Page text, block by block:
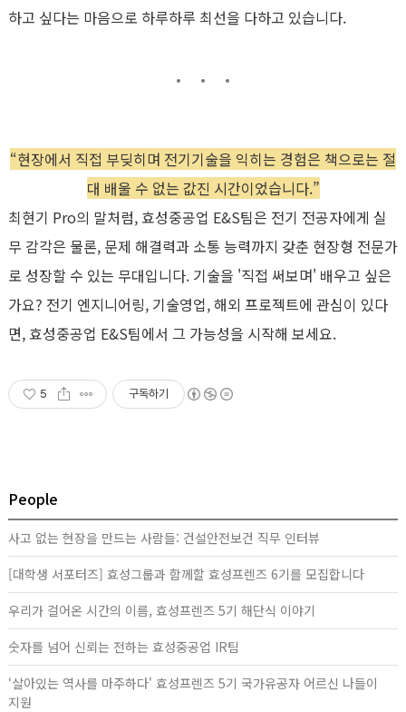
하고 싶다는 마음으로 하루하루 최선을 다하고 있습니다.
“현장에서 직접 부딪히며 전기기술을 익히는 경험은 책으로는 절
대 배울 수 없는 값진 시간이었습니다.”
최현기 Pro의 말처럼,효성중공업 E&S팀은 전기 전공자에게 실
무 감각은 물론, 문제 해결력과 소통 능력까지 갖춘 현장형 전문가
로 성장할 수 있는 무대입니다. 기술을 '직접 써보며' 배우고 싶은
가요? 전기 엔지니어링, 기술영업, 해외 프로젝트에 관심이 있다
면,효성중공업 E&S팀에서 그 가능성을 시작해 보세요.
5 구독하기
People
사고 없는 현장을 만드는 사람들: 건설안전보건 직무 인터뷰
[대학생 서포터즈] 효성그룹과 함께할 효성프렌즈 6기를 모집합니다
우리가 걸어온 시간의 이름, 효성프렌즈 5기 해단식 이야기
숫자를 넘어 신뢰는 전하는 효성중공업 IR팀
‘살아있는 역사를 마주하다' 효성프렌즈 5기 국가유공자 어르신 나들이
지원